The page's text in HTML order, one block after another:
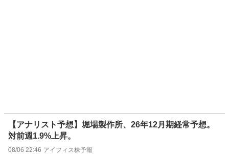
【アナリスト予想】堀場製作所、26年12月期経常予想。
対前週1.9%上昇。
08/06 22:46 アイフィス株予報